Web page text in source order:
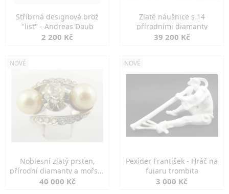
Stříbrná designová brož
"list" - Andreas Daub
2 200 Kč
Zlaté náušnice s 14
přírodními diamanty
39 200 Kč
NOVÉ
Noblesní zlatý prsten,
přírodní diamanty a mořské
perly
40 000 Kč
NOVÉ
Pexider František - Hráč na
fujaru trombita
3 000 Kč